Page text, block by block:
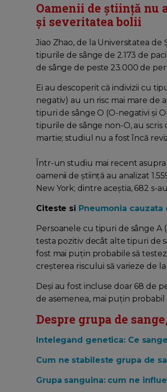
Oamenii de știință nu
și severitatea bolii
Jiao Zhao, de la Universitatea de
tipurile de sânge de 2.173 de
de sânge de peste 23.000 de
Ei au descoperit că indivizii cu
negativ) au un risc mai mare de
tipuri de sânge O (O-negativi și
tipurile de sânge non-O, au
martie; studiul nu a fost încă
Într-un studiu mai recent asupra
oamenii de știință au analizat
New York; dintre aceștia, 682 s-
Citeste si Pneumonia
Persoanele cu tipuri de sânge A
testa pozitiv decât alte tipuri de
fost mai puțin probabile să
creșterea riscului să varieze de
Deși au fost incluse doar 68 de
de asemenea, mai puțin
Despre grupa de
Intelegand genetica: Ce
Cum ne stabileste grupa de
Grupa sanguina: cum ne